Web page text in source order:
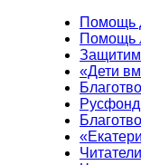
Помощь
Помощь
«Дети